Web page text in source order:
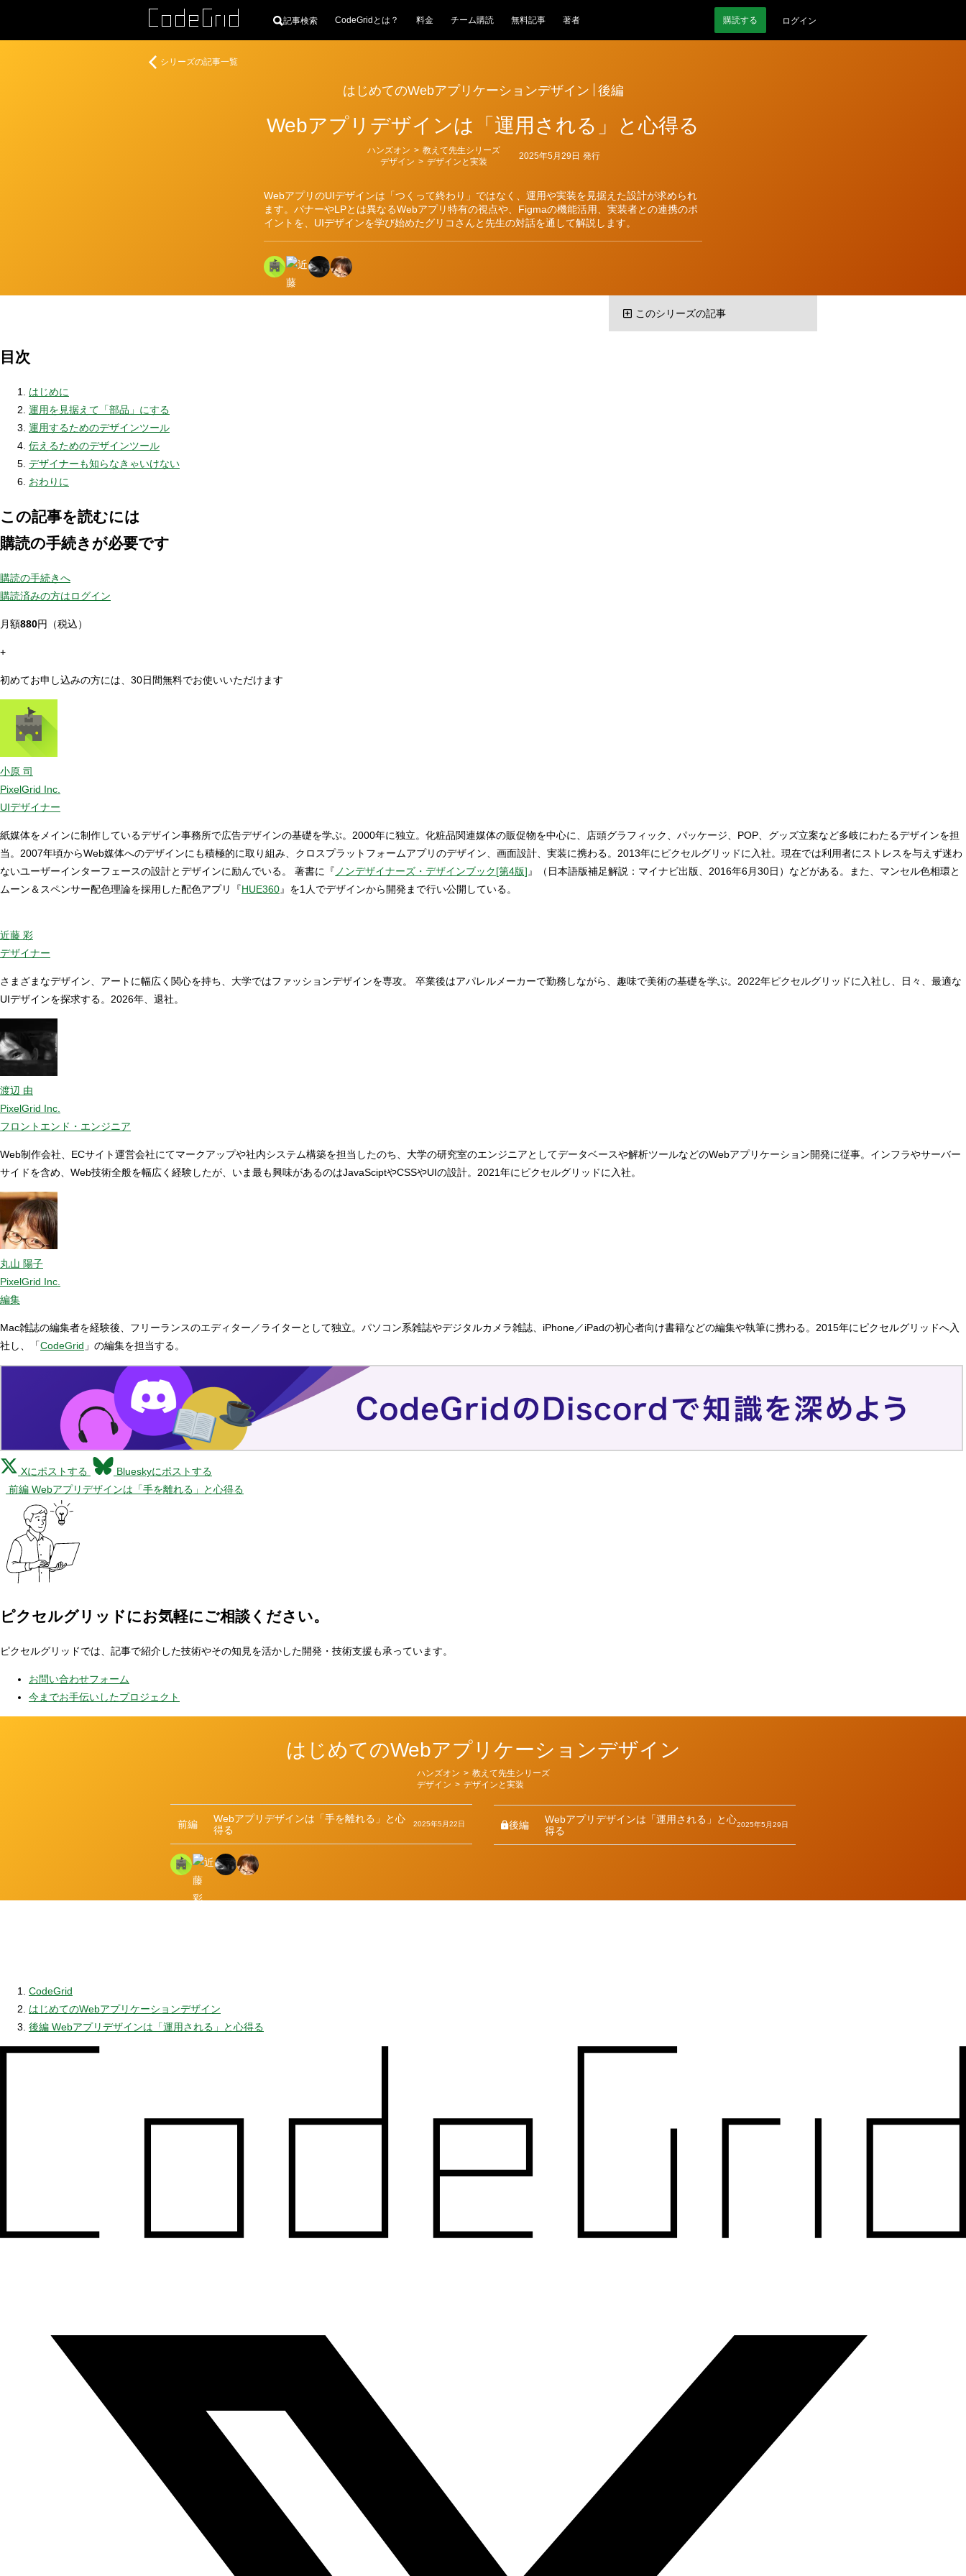
記事検索 CodeGridとは？ 料金 チーム購読 無料記事 著者 購読する ログイン
はじめてのWebアプリケーションデザイン 後編
Webアプリデザインは「運用される」と心得る
WebアプリのUIデザインは「つくって終わり」ではなく、運用や実装を見据えた設計が求められ
ます。バナーやLPとは異なるWebアプリ特有の視点や、Figmaの機能活用、実装者との連携のポ
イントを、UIデザインを学び始めたグリコさんと先生の対話を通して解説します。
カ
ー
ハンズオン > 教えて先生シリーズ
デザイン > デザインと実装
2025年5月29日 発行
は
シリーズの記事一覧
このシリーズの記事
目次
はじめに
運用を見据えて「部品」にする
運用するためのデザインツール
伝えるためのデザインツール
デザイナーも知らなきゃいけない
おわりに
この記事を読むには
購読の手続きが必要です
購読の手続きへ
購読済みの方はログイン
月額880円（税込）
+
初めてお申し込みの方には、30日間無料でお使いいただけます
小原 司
PixelGrid Inc.
UIデザイナー
紙媒体をメインに制作しているデザイン事務所で広告デザインの基礎を学ぶ。2000年に独立。化粧品関連媒体の販促物を中心に、店頭グラフィック、パッケージ、POP、グッズ立案など多岐にわたるデザインを担
当。2007年頃からWeb媒体へのデザインにも積極的に取り組み、クロスプラットフォームアプリのデザイン、画面設計、実装に携わる。2013年にピクセルグリッドに入社。現在では利用者にストレスを与えず迷わ
ないユーザーインターフェースの設計とデザインに励んでいる。 著書に『 ノンデザイナーズ・デザインブック[第4版] 』（日本語版補足解説：マイナビ出版、2016年6月30日）などがある。また、マンセル色相環と
ムーン＆スペンサー配色理論を採用した配色アプリ『HUE360』を1人でデザインから開発まで行い公開している。
近藤 彩
デザイナー
さまざまなデザイン、アートに幅広く関心を持ち、大学ではファッションデザインを専攻。 卒業後はアパレルメーカーで勤務しながら、趣味で美術の基礎を学ぶ。2022年ピクセルグリッドに入社し、日々、最適な
UIデザインを探求する。2026年、退社。
渡辺 由
PixelGrid Inc.
フロントエンド・エンジニア
Web制作会社、ECサイト運営会社にてマークアップや社内システム構築を担当したのち、大学の研究室のエンジニアとしてデータベースや解析ツールなどのWebアプリケーション開発に従事。インフラやサーバー
サイドを含め、Web技術全般を幅広く経験したが、いま最も興味があるのはJavaSciptやCSSやUIの設計。2021年にピクセルグリッドに入社。
丸山 陽子
PixelGrid Inc.
編集
Mac雑誌の編集者を経験後、フリーランスのエディター／ライターとして独立。パソコン系雑誌やデジタルカメラ雑誌、iPhone／iPadの初心者向け書籍などの編集や執筆に携わる。2015年にピクセルグリッドへ入
社し、「CodeGrid 」の編集を担当する。
Xにポストする
Blueskyにポストする
前編 Webアプリデザインは「手を離れる」と心得る
ピクセルグリッドにお気軽にご相談ください。
ピクセルグリッドでは、記事で紹介した技術やその知見を活かした開発・技術支援も承っています。
お問い合わせフォーム
今までお手伝いしたプロジェクト
はじめてのWebアプリケーションデザイン
カ
テ
ゴ
リ
ハンズオン > 教えて先生シリーズ
デザイン > デザインと実装
前編
Webアプリデザインは「手を離れる」と心
得る
2025年5月22日 後編
Webアプリデザインは「運用される」と心
得る
2025年5月29日
CodeGrid
はじめてのWebアプリケーションデザイン
後編 Webアプリデザインは「運用される」と心得る